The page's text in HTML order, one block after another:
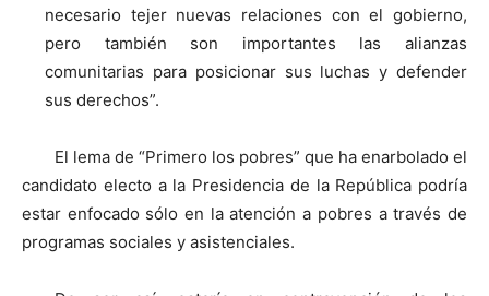
necesario tejer nuevas relaciones con el gobierno,
pero también son importantes las alianzas
comunitarias para posicionar sus luchas y defender
sus derechos”.
El lema de “Primero los pobres” que ha enarbolado el
candidato electo a la Presidencia de la República podría
estar enfocado sólo en la atención a pobres a través de
programas sociales y asistenciales.